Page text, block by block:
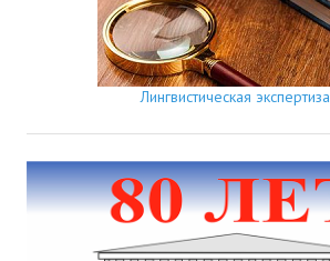
Лингвистическая экспертиза